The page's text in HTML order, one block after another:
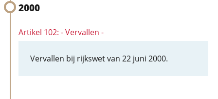
2000
Artikel 102: - Vervallen -
Vervallen bij rijkswet van 22 juni 2000.